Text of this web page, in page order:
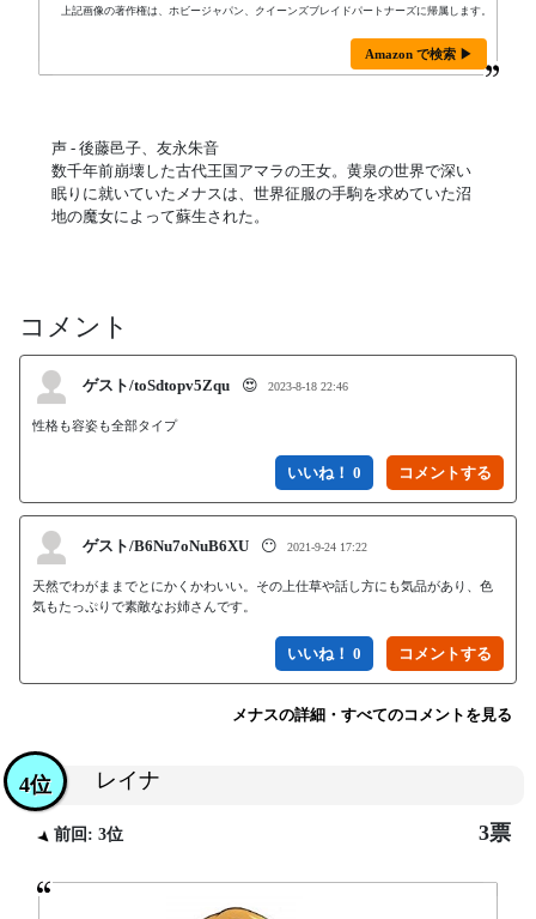
上記画像の著作権は、ホビージャパン、クイーンズブレイドパートナーズに帰属します。
Amazon で検索 ▶
声 - 後藤邑子、友永朱音
数千年前崩壊した古代王国アマラの王女。黄泉の世界で深い
眠りに就いていたメナスは、世界征服の手駒を求めていた沼
地の魔女によって蘇生された。
コメント
ゲスト/toSdtopv5Zqu 😍 2023-8-18 22:46
性格も容姿も全部タイプ
いいね！ 0
ゲスト/B6Nu7oNuB6XU 😶 2021-9-24 17:22
天然でわがままでとにかくかわいい。その上仕草や話し方にも気品があり、色
気もたっぷりで素敵なお姉さんです。
いいね！ 0
メナスの詳細・すべてのコメントを見る
レイナ
4位
前回: 3位 3票